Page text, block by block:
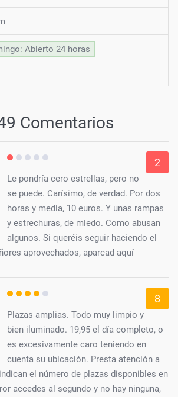
Abierto 24 horas
Comentarios
2
Le pondría cero estrellas, pero no
se puede. Carísimo, de verdad. Por dos
horas y media, 10 euros. Y unas rampas
y estrechuras, de miedo. Como abusan
algunos. Si queréis seguir haciendo el
aprovechados, aparcad aquí
8
Plazas amplias. Todo muy limpio y
bien iluminado. 19,95 el día completo, o
es excesivamente caro teniendo en
cuenta su ubicación. Presta atención a
el número de plazas disponibles en
accedes al segundo y no hay ninguna,